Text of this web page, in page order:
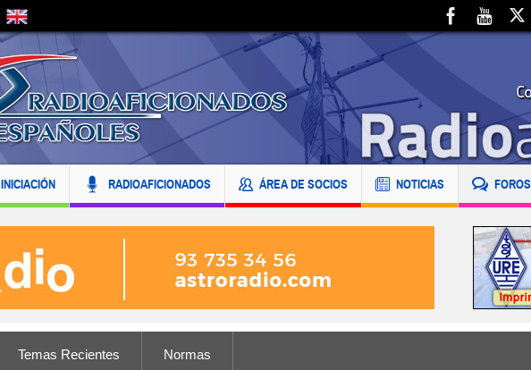
INICIACIÓN RADIOAFICIONADOS ÁREA DE SOCIOS NOTICIAS FOROS
Temas Recientes Normas